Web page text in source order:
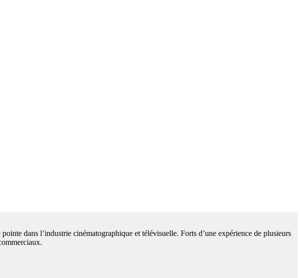
dans l’industrie cinématographique et télévisuelle. Forts d’une expérience de plusieurs